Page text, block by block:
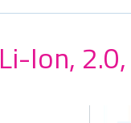
Ion,